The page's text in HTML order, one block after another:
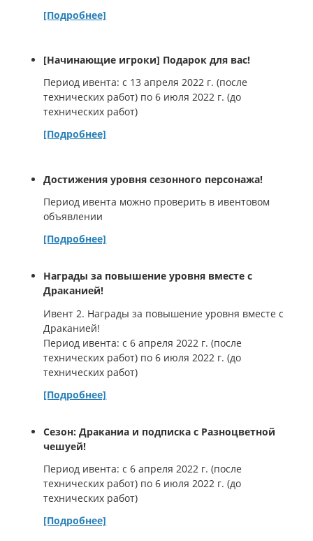
[Подробнее]
[Начинающие игроки] Подарок для вас!
Период ивента: с 13 апреля 2022 г. (после
технических работ) по 6 июля 2022 г. (до
технических работ)
[Подробнее]
Достижения уровня сезонного персонажа!
Период ивента можно проверить в ивентовом
объявлении
[Подробнее]
Награды за повышение уровня вместе с
Драканией!
Ивент 2. Награды за повышение уровня вместе с
Драканией!
Период ивента: с 6 апреля 2022 г. (после
технических работ) по 6 июля 2022 г. (до
технических работ)
[Подробнее]
Сезон: Драканиа и подписка с Разноцветной
чешуей!
Период ивента: с 6 апреля 2022 г. (после
технических работ) по 6 июля 2022 г. (до
технических работ)
[Подробнее]